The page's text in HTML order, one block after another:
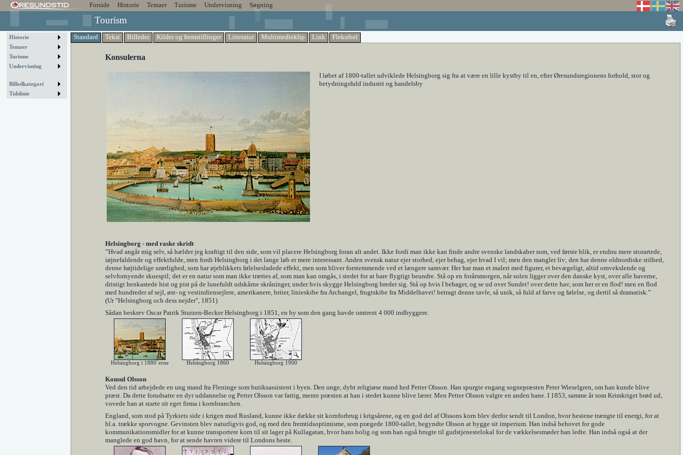
Forside Historie Temaer Turisme Undervisning Søgning
Tourism
Historie
Temaer
Turisme
Undervisning
Billedkategori
Tidslinie
Standard Tekst Billeder Kilder og fremstillinger Litteratur Multimedieklip Link Fleksibel
Konsulerna
I løbet af 1800-tallet udviklede Helsingborg sig fra at være en lille kystby til en, efter Øresundsregionens forhold, stor og
betydningsfuld industri og handelsby
Helsingborg - med raske skridt
”Hvad angår mig selv, så hælder jeg kraftigt til den side, som vil placere Helsingborg foran alt andet. Ikke fordi man ikke kan finde andre svenske landskaber som, ved første blik, er endnu mere storartede,
iøjnefaldende og effektfulde, men fordi Helsingborg i det lange løb er mere interessant. Anden svensk natur ejer storhed, ejer behag, ejer hvad I vil; men den mangler liv; den har denne oldnordiske stilhed,
denne højtidelige urørlighed, som har øjeblikkets følelsesladede effekt, men som bliver forstemmende ved et længere samvær. Her har man et maleri med figurer, et bevægeligt, altid omvekslende og
selvfornyende skuespil; det er en natur som man ikke trættes af, som man kan omgås, i stedet for at bare flygtigt beundre. Stå op en forårsmorgen, når solen ligger over den danske kyst, over alle haverne,
dristigt henkastede hist og pist på de lunefuldt udskårne skråninger, under hvis skygge Helsingborg breder sig. Stå op hvis I behager, og se ud over Sundet! over dette hav, som her er en flod! men en flod
med hundreder af sejl, øst- og vestindiensejlere, amerikanere, briter, linieskibe fra Archangel, frugtskibe fra Middelhavet! betragt denne tavle, så unik, så fuld af farve og følelse, og dertil så dramatisk.”
(Ur "Helsingborg och dess nejder", 1851)
Sådan beskrev Oscar Patrik Sturzen-Becker Helsingborg i 1851, en by som den gang havde omtrent 4 000 indbyggere.
Helsingborg i 1880´erne Helsingborg 1860 Helsingborg 1900
Konsul Olsson
Ved den tid arbejdede en ung mand fra Fleninge som butiksassistent i byen. Den unge, dybt religiøse mand hed Petter Olsson. Han spurgte engang sognepræsten Peter Wieselgren, om han kunde blive
præst. Da dette forudsatte en dyr uddannelse og Petter Olsson var fattig, mente præsten at han i stedet kunne blive lærer. Men Petter Olsson valgte en anden bane. I 1853, samme år som Krimkriget brød ud,
vovede han at starte sit eget firma i kornbranchen.
England, som stod på Tyrkiets side i krigen mod Rusland, kunne ikke dække sit kornforbrug i krigsårene, og en god del af Olssons korn blev derfor sendt til London, hvor hestene trængte til energi, for at
bl.a. trække sporvogne. Gevinsten blev naturligvis god, og med den fremtidsoptimisme, som prægede 1800-tallet, begyndte Olsson at bygge sit imperium. Han indså behovet for gode
kommunikationsmidler for at kunne transportere korn til sit lager på Kullagatan, hvor hans bolig og som han også brugte til gudstjenestelokal for de vækkelsesmøder han ledte. Han indså også at der
manglede en god havn, for at sende havren videre til Londons heste.